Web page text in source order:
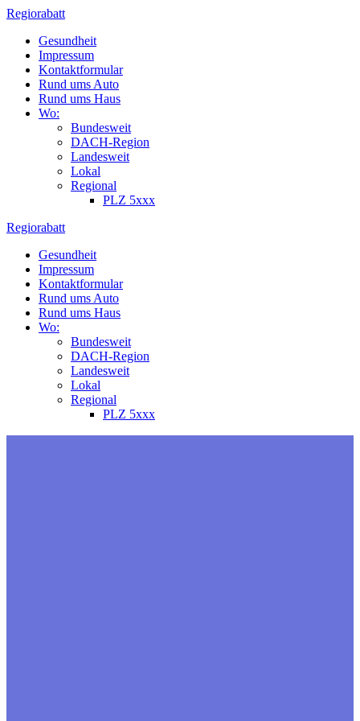
Zum
springen
Regiorabatt
Gesundheit
Impressum
Kontaktformular
Rund ums Auto
Rund ums Haus
Wo:
Bundesweit
DACH-Region
Landesweit
Lokal
Regional
PLZ 5xxx
Regiorabatt
Gesundheit
Impressum
Kontaktformular
Rund ums Auto
Rund ums Haus
Wo:
Bundesweit
DACH-Region
Landesweit
Lokal
Regional
PLZ 5xxx